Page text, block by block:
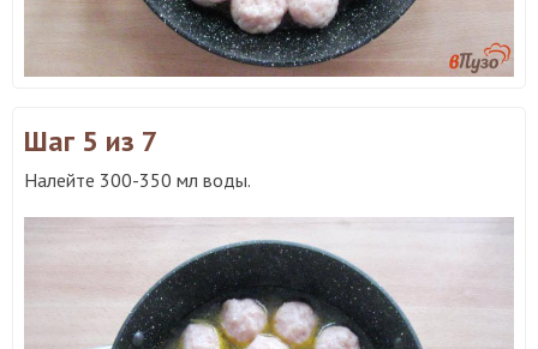
Шаг 5 из 7
Налейте 300-350 мл воды.